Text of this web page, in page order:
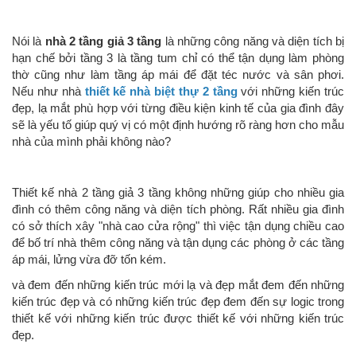
Nói là nhà 2 tầng giả 3 tầng là những công năng và diện tích bị
hạn chế bởi tầng 3 là tầng tum chỉ có thể tận dụng làm phòng
thờ cũng như làm tầng áp mái để đặt téc nước và sân phơi.
Nếu như nhà thiết kế nhà biệt thự 2 tầngvới những kiến trúc
đẹp, lạ mắt phù hợp với từng điều kiện kinh tế của gia đình đây
sẽ là yếu tố giúp quý vị có một định hướng rõ ràng hơn cho mẫu
nhà của mình phải không nào?
Thiết kế nhà 2 tầng giả 3 tầng không những giúp cho nhiều gia
đình có thêm công năng và diện tích phòng. Rất nhiều gia đình
có sở thích xây "nhà cao cửa rộng" thì việc tận dụng chiều cao
để bố trí nhà thêm công năng và tận dụng các phòng ở các tầng
áp mái, lửng vừa đỡ tốn kém.
và đem đến những kiến trúc mới lạ và đẹp mắt đem đến những
kiến trúc đẹp và có những kiến trúc đẹp đem đến sự logic trong
thiết kế với những kiến trúc được thiết kế với những kiến trúc
đẹp.